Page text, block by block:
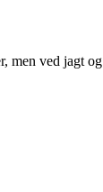
ved jagt